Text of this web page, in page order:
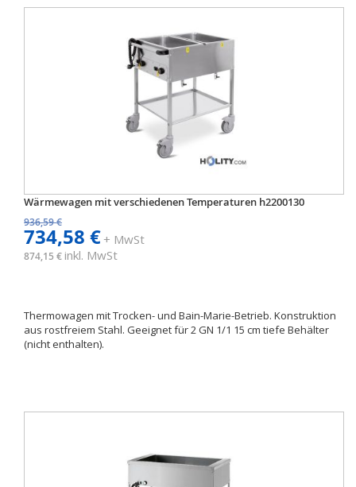
Wärmewagen mit verschiedenen Temperaturen h2200130
936,59 €
734,58 €+ MwSt
874,15 € inkl. MwSt
Thermowagen mit Trocken- und Bain-Marie-Betrieb. Konstruktion
aus rostfreiem Stahl. Geeignet für 2 GN 1/1 15 cm tiefe Behälter
(nicht enthalten).